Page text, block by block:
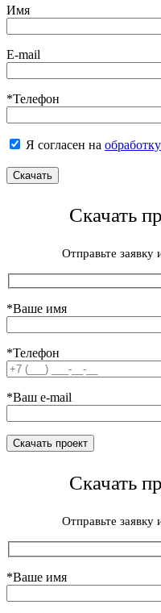
Имя
E-mail
*Телефон
Я согласен на
Скачать
Отправьте
*Ваше имя
*Телефон
*Ваш e-mail
Скачать
Отправьте
*Ваше имя